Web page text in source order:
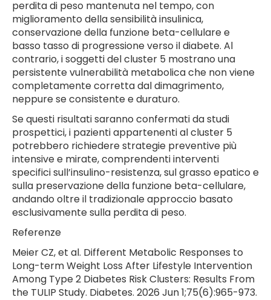
perdita di peso mantenuta nel tempo, con
miglioramento della sensibilità insulinica,
conservazione della funzione beta-cellulare e
basso tasso di progressione verso il diabete. Al
contrario, i soggetti del cluster 5 mostrano una
persistente vulnerabilità metabolica che non viene
completamente corretta dal dimagrimento,
neppure se consistente e duraturo.
Se questi risultati saranno confermati da studi
prospettici, i pazienti appartenenti al cluster 5
potrebbero richiedere strategie preventive più
intensive e mirate, comprendenti interventi
specifici sull’insulino-resistenza, sul grasso epatico e
sulla preservazione della funzione beta-cellulare,
andando oltre il tradizionale approccio basato
esclusivamente sulla perdita di peso.
Referenze
Meier CZ, et al. Different Metabolic Responses to
Long-term Weight Loss After Lifestyle Intervention
Among Type 2 Diabetes Risk Clusters: Results From
the TULIP Study. Diabetes. 2026 Jun 1;75(6):965-973.